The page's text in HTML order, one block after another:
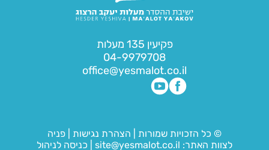
פקיעין 135 מעלות
04-9979708
office@yesmalot.co.il
© כל הזכויות שמורות הצהרת נגישות
פניה
לצוות האתר: site@yesmalot.co.il כניסה לניהול